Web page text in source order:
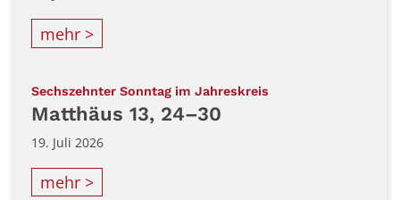
mehr >
Sechszehnter Sonntag im Jahreskreis
Matthäus 13, 24–30
19. Juli 2026
mehr >